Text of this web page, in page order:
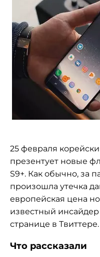
25 февраля
презентует новые
S9+. Как обычно, за
произошла утечка
европейская цена
известный
странице в Твиттере.
Что рассказали